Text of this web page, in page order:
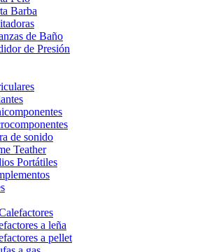
Barba
de Baño
de Presión
de sonido
Teather
Portátiles
a leña
a pellet